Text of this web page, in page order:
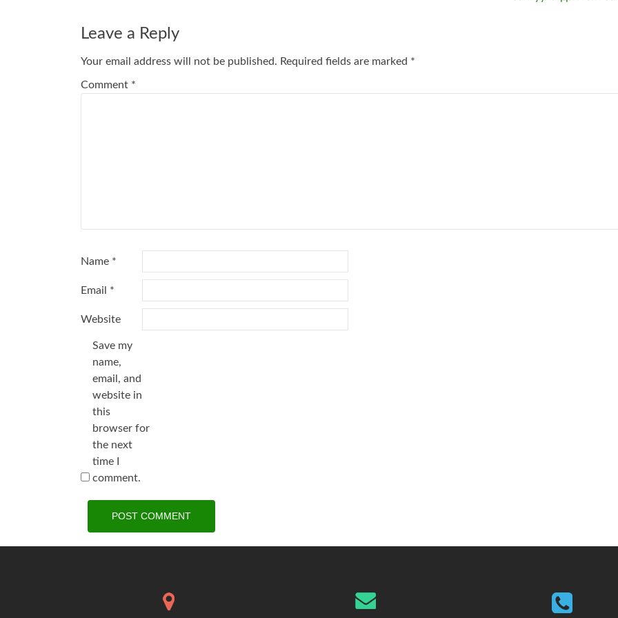
Leave a Reply
Your email address will not be published. Required fields are marked *
Comment *
Name *
Email *
Website
Save my
name,
email, and
website in
this
browser for
the next
time I
comment.